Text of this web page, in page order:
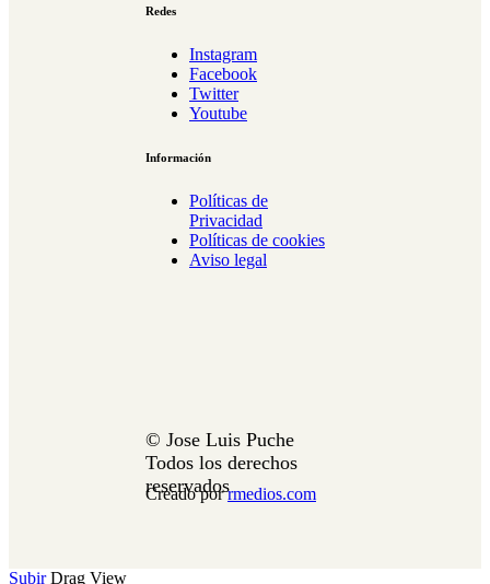
Redes
Instagram
Facebook
Twitter
Youtube
Información
Políticas de
Privacidad
Políticas de cookies
Aviso legal
© Jose Luis Puche
Todos los derechos
reservados
Creado porrmedios.com
SubirDrag View